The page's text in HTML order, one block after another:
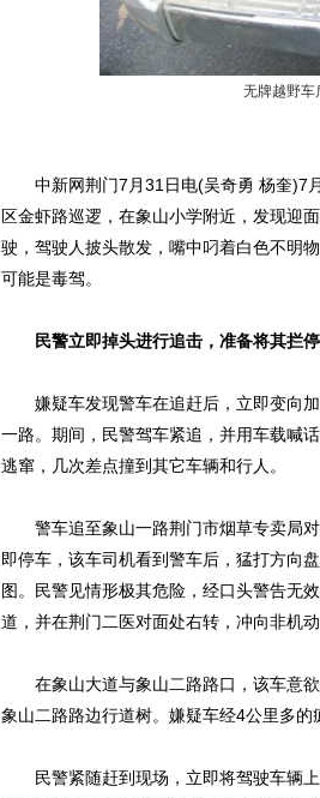
无牌越野车
中新网荆门7月31日电(吴奇勇 杨奎)7月
区金虾路巡逻，在象山小学附近，发现迎
驶，驾驶人披头散发，嘴中叼着白色不明
可能是毒驾。
民警立即掉头进行追击，准备将其拦
嫌疑车发现警车在追赶后，立即变向加
一路。期间，民警驾车紧追，并用车载喊
逃窜，几次差点撞到其它车辆和行人。
警车追至象山一路荆门市烟草专卖局对
即停车，该车司机看到警车后，猛打方向
图。民警见情形极其危险，经口头警告无
道，并在荆门二医对面处右转，冲向非机
在象山大道与象山二路路口，该车意欲
象山二路路边行道树。嫌疑车经4公里多
民警紧随赶到现场，立即将驾驶车辆上